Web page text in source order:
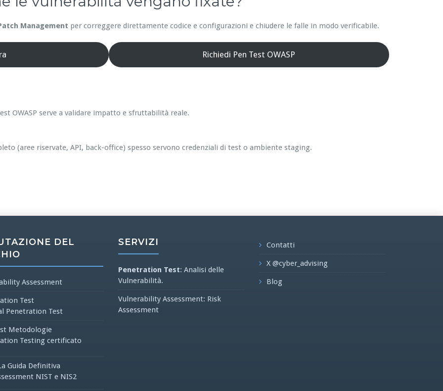
Management per correggere direttamente codice e configurazioni e chiudere le falle in modo verificabile.
Richiedi Pen Test OWASP
OWASP serve a validare impatto e sfruttabilità reale.
(aree riservate, API, back-office) spesso servono credenziali di test o ambiente staging.
DEL
Assessment
Test
Penetration Test
Metodologie
Testing certificato
Guida Definitiva
NIST e NIS2
SERVIZI
Penetration Test: Analisi delle
Vulnerabilità.
Vulnerability Assessment: Risk
Assessment
Contatti
X @cyber_advising
Blog